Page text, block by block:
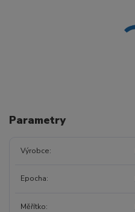
Parametry
Výrobce
Epocha
Měřítko